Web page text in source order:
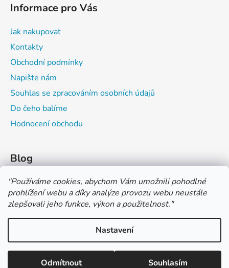
"Používáme cookies, abychom Vám umožnili pohodlné
prohlížení webu a díky analýze provozu webu neustále
zlepšovali jeho funkce, výkon a použitelnost."
Nastavení
Odmítnout Souhlasím
*** TUČNĚ ZVÝRAZNĚNÁ CENA U PRODUKTU JE CENA BEZ DPH
*** Vážení zákazníci, pokud při objednávce zvolíte platbu "PLATBA
NA FAKTURU (PLATBA PŘEDEM)" NEPLAŤTE prosím za zboží
ihned po ukončení objednávky. PLATEBNÍ ÚDAJE VÁM BUDOU
Informace pro Vás
Jak nakupovat
Kontakty
Obchodní podmínky
Napište nám
Souhlas se zpracováním osobních údajů
Do čeho balíme
Hodnocení obchodu
Blog
Čím můžeš psát do sešitu?
Jak na číslování sešitů
Značení tvrdosti grafitových tužek
Vytvořil Shoptet
Copyright 2026COLOR OFFICE s.r.o.. Všechna práva